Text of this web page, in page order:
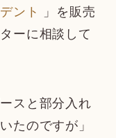
ント
」を販売
ーに相談して
スと部分入れ
たのですが」